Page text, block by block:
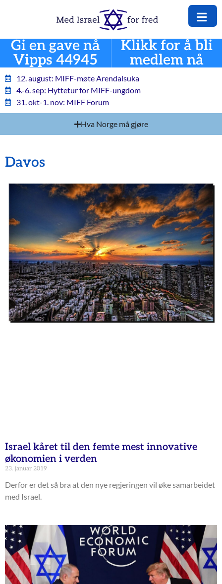
Gi en gave nå
Vipps 44945
Klikk for å bli
medlem nå
12. august: MIFF-møte Arendalsuka
4.-6. sep: Hyttetur for MIFF-ungdom
31. okt-1. nov: MIFF Forum
Hva Norge må gjøre
Davos
Israel kåret til den femte mest innovative
økonomien i verden
23. januar 2019
Derfor er det så bra at den nye regjeringen vil øke samarbeidet
med Israel.